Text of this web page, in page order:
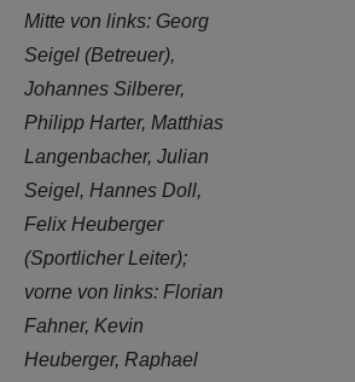
Mitte von links: Georg
Seigel (Betreuer),
Johannes Silberer,
Philipp Harter, Matthias
Langenbacher, Julian
Seigel, Hannes Doll,
Felix Heuberger
(Sportlicher Leiter);
vorne von links: Florian
Fahner, Kevin
Heuberger, Raphael